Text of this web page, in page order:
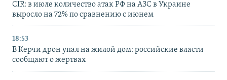
CIR: в июле количество атак РФ на АЗС в Украине
выросло на 72% по сравнению с июнем
18:53
В Керчи дрон упал на жилой дом: российские власти
сообщают о жертвах